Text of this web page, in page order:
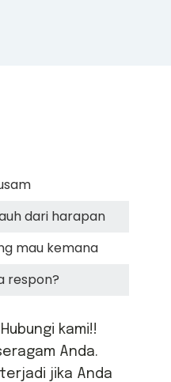
dari harapan
mau kemana
respon?
kami!!
Anda.
jika Anda